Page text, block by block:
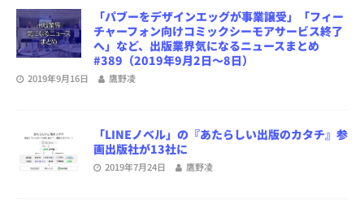
「パブーをデザインエッグが事業譲受」「フィー
チャーフォン向けコミックシーモアサービス終了
へ」など、出版業界気になるニュースまとめ
#389（2019年9月2日～8日）
2019年9月16日 鷹野凌
「LINEノベル」の『あたらしい出版のカタチ』参
画出版社が13社に
2019年7月24日 鷹野凌